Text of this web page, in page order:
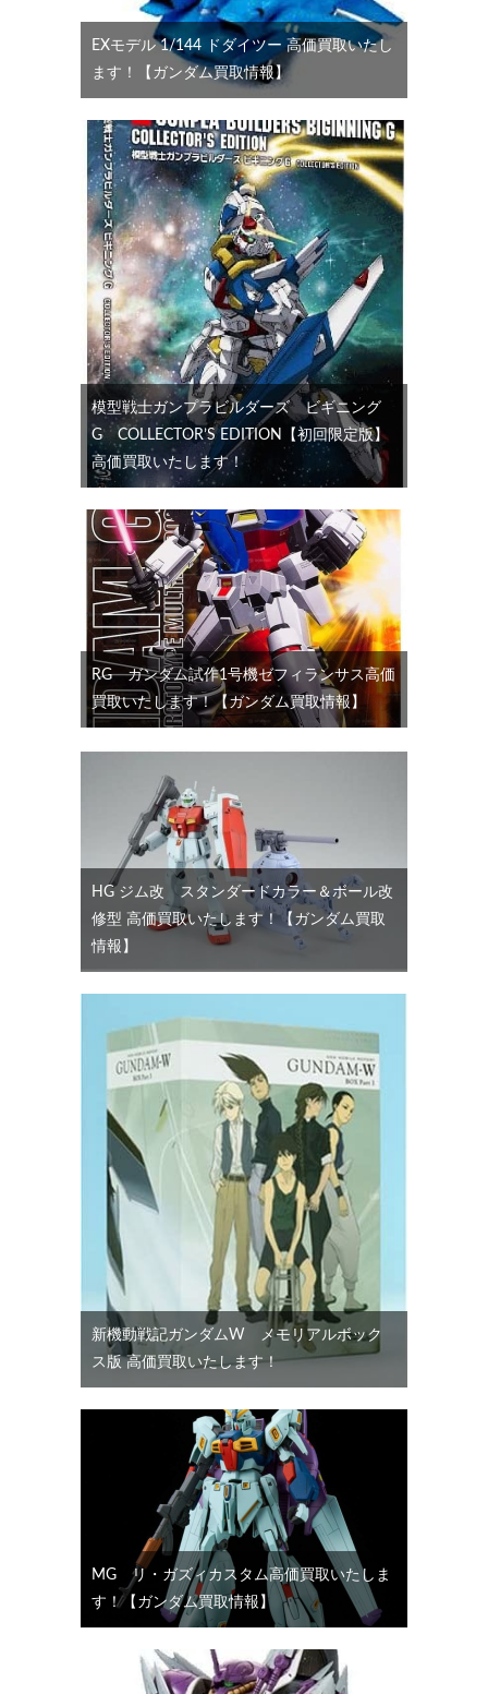
EXモデル 1/144 ドダイツー 高価買取いたし
ます！【ガンダム買取情報】
模型戦士ガンプラビルダーズ ビギニング
G COLLECTOR’S EDITION【初回限定版】
高価買取いたします！
RG ガンダム試作1号機ゼフィランサス高価
買取いたします！【ガンダム買取情報】
HG ジム改 スタンダードカラー＆ボール改
修型 高価買取いたします！【ガンダム買取
情報】
新機動戦記ガンダムW メモリアルボック
ス版 高価買取いたします！
MG リ・ガズィカスタム高価買取いたしま
す！【ガンダム買取情報】